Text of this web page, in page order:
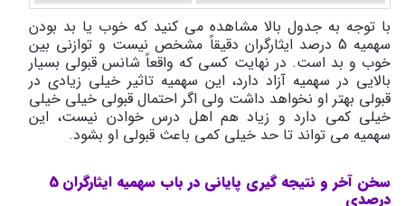
با توجه به جدول بالا مشاهده می کنید که خوب یا بد بودن
سهمیه 5 درصد ایثارگران دقیقاً مشخص نیست و توازنی بین
خوب و بد است. در نهایت کسی که واقعاً شانس قبولی بسیار
بالایی در سهمیه آزاد دارد، این سهمیه تاثیر خیلی زیادی در
قبولی بهتر او نخواهد داشت ولی اگر احتمال قبولی خیلی خیلی
خیلی کمی دارد و زیاد هم اهل درس خوادن نیست، این
سهمیه می تواند تا حد خیلی کمی باعث قبولی او بشود.
سخن آخر و نتیجه گیری پایانی در باب سهمیه ایثارگران 5
درصدی